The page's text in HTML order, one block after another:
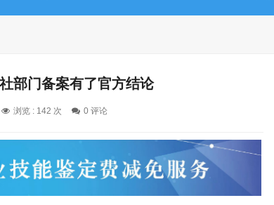
部门备案有了官方结论
浏览 : 142 次 0 评论